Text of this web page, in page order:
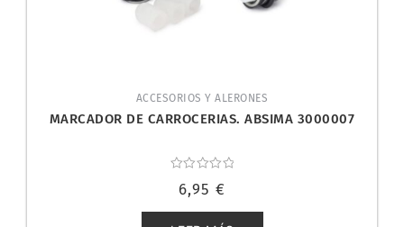
ACCESORIOS Y ALERONES
MARCADOR DE CARROCERIAS. ABSIMA 3000007
con
de
6,95 €